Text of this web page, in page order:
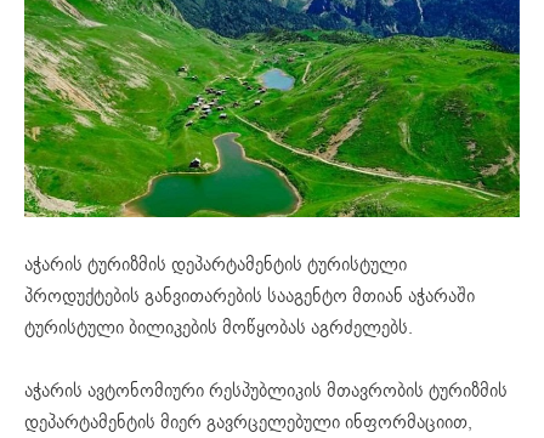
აჭარის ტურიზმის დეპარტამენტის ტურისტული
პროდუქტების განვითარების სააგენტო მთიან აჭარაში
ტურისტული ბილიკების მოწყობას აგრძელებს.
აჭარის ავტონომიური რესპუბლიკის მთავრობის ტურიზმის
დეპარტამენტის მიერ გავრცელებული ინფორმაციით,